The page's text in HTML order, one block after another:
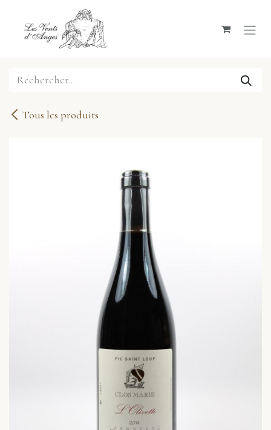
Se rendre au contenu
Tous les produits